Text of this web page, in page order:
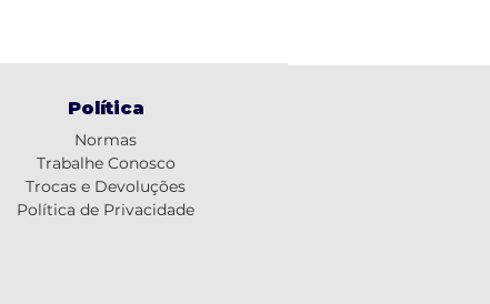
Política
Normas
Trabalhe Conosco
Trocas e Devoluções
Política de Privacidade